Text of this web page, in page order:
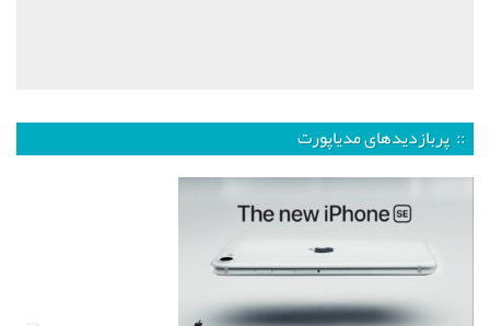
:: پربازدیدهای مدیاپورت